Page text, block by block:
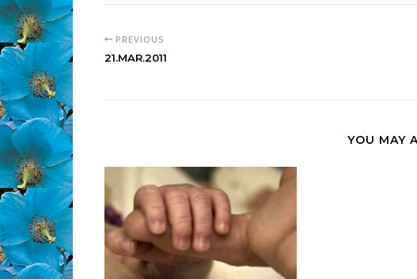
PREVIOUS
21.MAR.2011
YOU MAY